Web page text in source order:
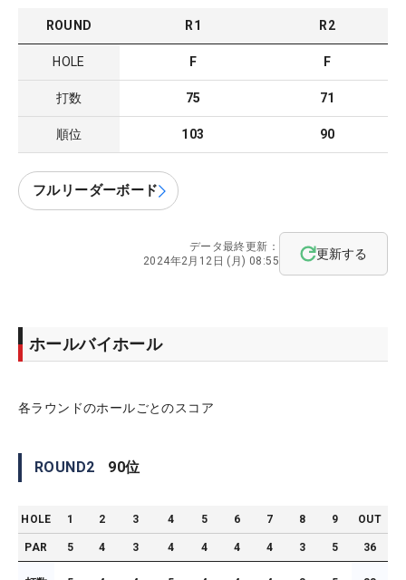
ROUND R1 R2
HOLE F F
打数 75 71
順位 103 90
フルリーダーボード
データ最終更新：
2024年2月12日 (月) 08:55
更新する
ホールバイホール
各ラウンドのホールごとのスコア
ROUND2 90位
HOLE 1 2 3 4 5 6 7 8 9 OUT
PAR 5 4 3 4 4 4 4 3 5 36